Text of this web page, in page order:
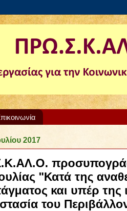
2017
"Κατά της
και υπέρ
του